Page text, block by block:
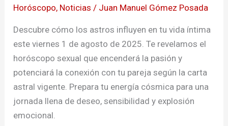
Horóscopo, Noticias / Juan Manuel Gómez Posada
Descubre cómo los astros influyen en tu vida íntima
este viernes 1 de agosto de 2025. Te revelamos el
horóscopo sexual que encenderá la pasión y
potenciará la conexión con tu pareja según la carta
astral vigente. Prepara tu energía cósmica para una
jornada llena de deseo, sensibilidad y explosión
emocional.
agosto:
y
conexión
cósmica
para
todos
los
signos